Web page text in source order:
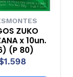
ZUKO
x 10un.
(P 80)